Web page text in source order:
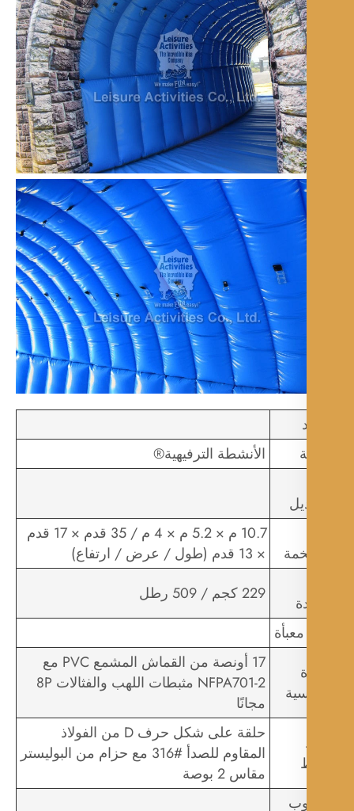
الأنشطة الترفيهية®
10.7 م × 5.2 م × 4 م / 35 قدم × 17 قدم
× 13 قدم (طول / عرض / ارتفاع)
17 أونصة من القماش المشمع PVC مع
NFPA701-2 مثبطات اللهب والفثالات 8P
مجانًا
حلقة على شكل حرف D من الفولاذ
المقاوم للصدأ #316 مع حزام من البوليستر
مقاس 2 بوصة